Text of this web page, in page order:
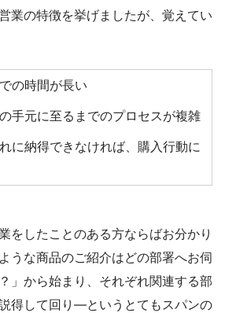
業の特徴を挙げましたが、覚えてい
の時間が長い
手元に至るまでのプロセスが複雑
に納得できなければ、購入行動に
をしたことのある方ならばお分かり
うな商品のご紹介はどの部署へお伺
」から始まり、それぞれ関連する部
得して回り―というとてもスパンの